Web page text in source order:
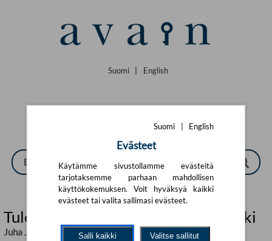
Suomi English
Tulenkantajat - Taiteilijat ja kaupunki
Juha Järvelä
Suomi English
Evästeet
Käytämme sivustollamme evästeitä
tarjotaksemme parhaan mahdollisen
käyttökokemuksen. Voit hyväksyä kaikki
evästeet tai valita sallimasi evästeet.
Salli kaikki Valitse sallitut